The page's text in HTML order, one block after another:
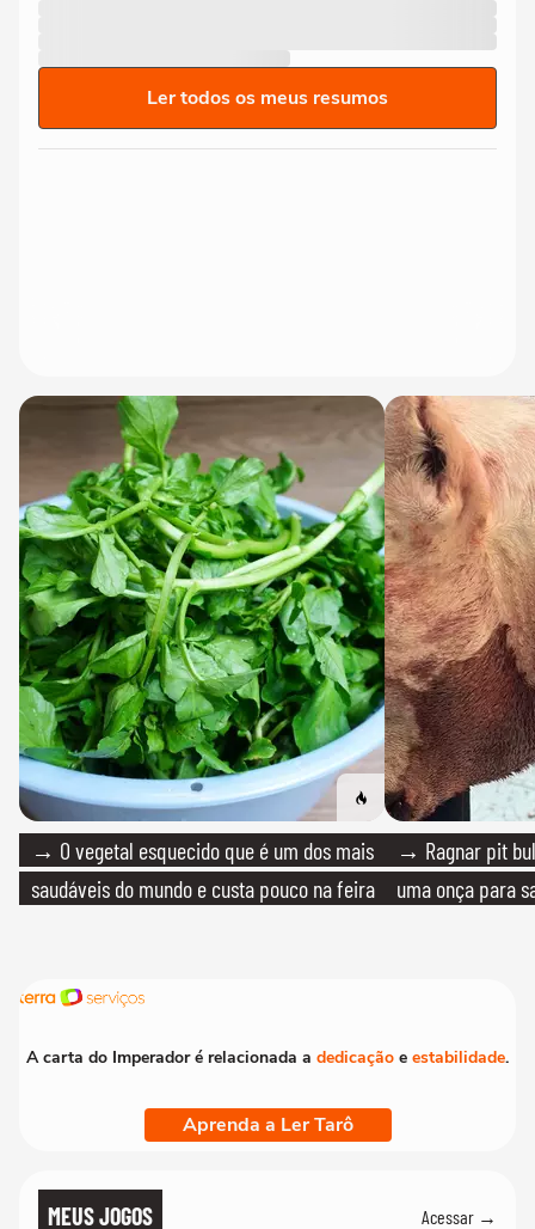
Ler todos os meus resumos
→ O vegetal esquecido que é um dos mais
saudáveis do mundo e custa pouco na feira
→ Ragnar pit
uma onça para
A carta do Imperador é relacionada a dedicação e estabilidade.
Aprenda a Ler Tarô
MEUS JOGOS Acessar →